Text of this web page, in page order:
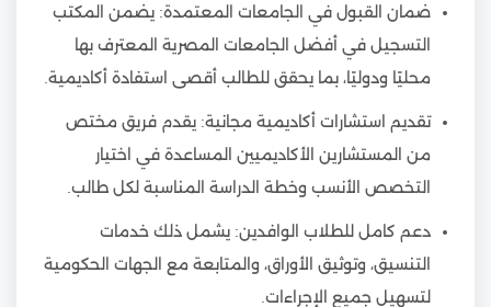
ضمان القبول في الجامعات المعتمدة: يضمن المكتب
التسجيل في أفضل الجامعات المصرية المعترف بها
محليًا ودوليًا، بما يحقق للطالب أقصى استفادة أكاديمية.
تقديم استشارات أكاديمية مجانية: يقدم فريق مختص
من المستشارين الأكاديميين المساعدة في اختيار
التخصص الأنسب وخطة الدراسة المناسبة لكل طالب.
دعم كامل للطلاب الوافدين: يشمل ذلك خدمات
التنسيق، وتوثيق الأوراق، والمتابعة مع الجهات الحكومية
لتسهيل جميع الإجراءات.